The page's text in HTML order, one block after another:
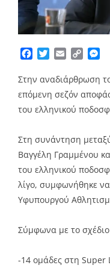
Facebook
TwitterEmailCopy
Στην αναδιάρθρωση
επόμενη σεζόν
του ελληνικού
Στη συνάντηση
Βαγγέλη Γραμμένου
του ελληνικού
λίγο, συμφωνήθηκε
Υφυπουργού
Σύμφωνα με το
-14 ομάδες στη Super